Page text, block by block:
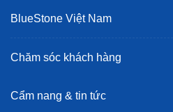
BlueStone Việt Nam
Chăm sóc khách hàng
Cẩm nang & tin tức